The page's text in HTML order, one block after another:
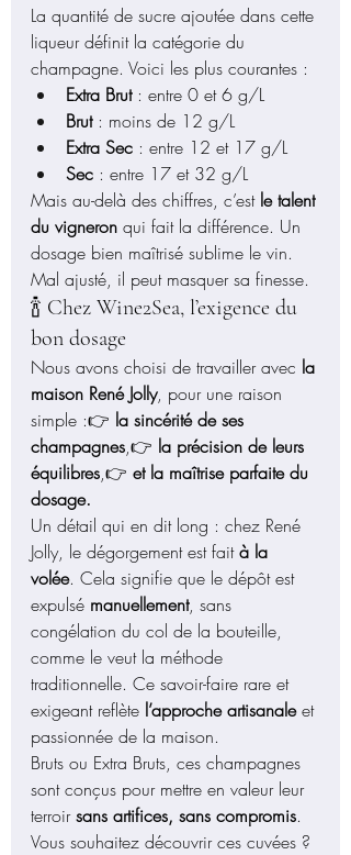
La quantité de sucre ajoutée dans cette
liqueur définit la catégorie du
champagne. Voici les plus courantes :
Extra Brut : entre 0 et 6 g/L
Brut : moins de 12 g/L
Extra Sec : entre 12 et 17 g/L
Sec : entre 17 et 32 g/L
Mais au-delà des chiffres, c’est le talent
du vigneron qui fait la différence. Un
dosage bien maîtrisé sublime le vin.
Mal ajusté, il peut masquer sa finesse.
🍾 Chez Wine2Sea, l’exigence du
bon dosage
Nous avons choisi de travailler avec la
maison René Jolly, pour une raison
simple :👉 la sincérité de ses
champagnes,👉 la précision de leurs
équilibres,👉 et la maîtrise parfaite du
dosage.
Un détail qui en dit long : chez René
Jolly, le dégorgement est fait à la
volée. Cela signifie que le dépôt est
expulsé manuellement, sans
congélation du col de la bouteille,
comme le veut la méthode
traditionnelle. Ce savoir-faire rare et
exigeant reflète l’approche artisanale et
passionnée de la maison.
Bruts ou Extra Bruts, ces champagnes
sont conçus pour mettre en valeur leur
terroir sans artifices, sans compromis.
Vous souhaitez découvrir ces cuvées ?